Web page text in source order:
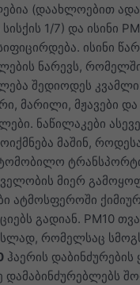
(დაახლოებით
1/7) და ისინი
ისინი
ნარევს,
შედიოდეს
მარილი, მჟავები და
ნაწილაკები ასევე
მაშინ,
მიერ
ატმოსფეროში
გადიან. PM10
რომელსაც
ჰაერის დაბინძურების
დამაბინძურებლებს